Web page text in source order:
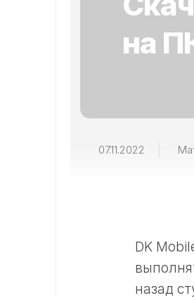
на
07.11.2022
DK
назад